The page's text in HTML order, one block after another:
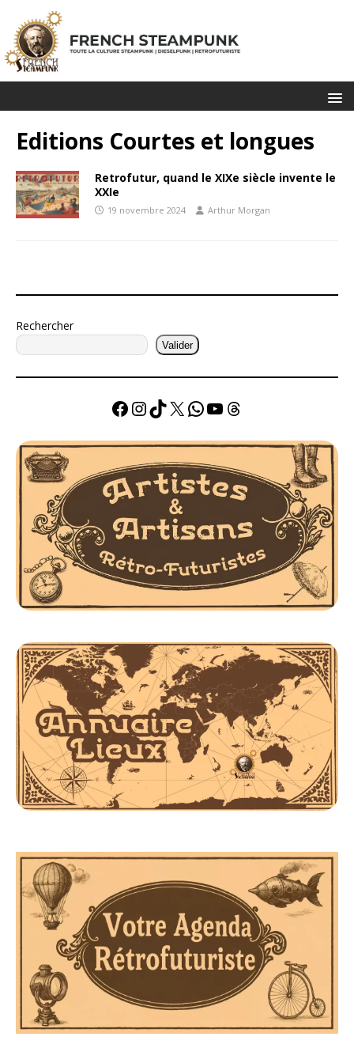
Editions Courtes et longues
Retrofutur, quand le XIXe siècle invente le
XXIe
19 novembre 2024 Arthur Morgan
Rechercher
Valider